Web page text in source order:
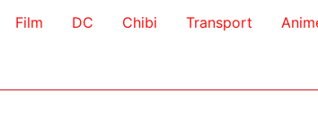
Film DC Chibi Transport